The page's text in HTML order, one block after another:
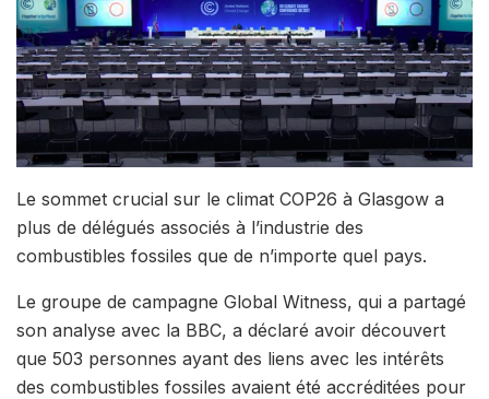
Le sommet crucial sur le climat COP26 à Glasgow a
plus de délégués associés à l’industrie des
combustibles fossiles que de n’importe quel pays.
Le groupe de campagne Global Witness, qui a partagé
son analyse avec la BBC, a déclaré avoir découvert
que 503 personnes ayant des liens avec les intérêts
des combustibles fossiles avaient été accréditées pour